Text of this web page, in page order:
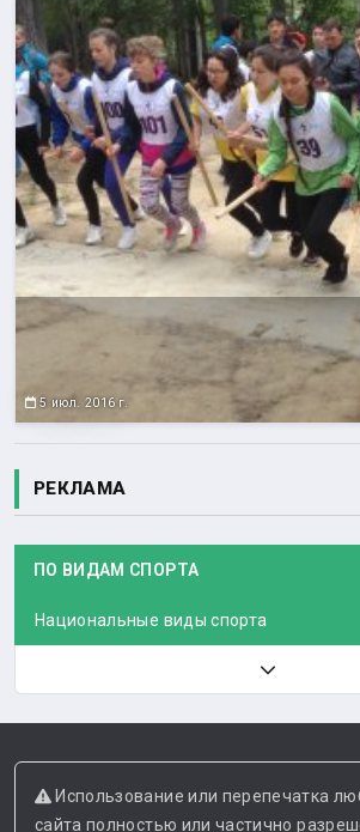
5 июл. 2016 г.
РЕКЛАМА
ПО ВИДАМ СПОРТА
Национальные виды спорта
Использование или перепечатка
сайта полностью или частично